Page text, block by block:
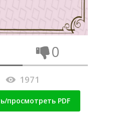
0
1971
просмотреть PDF